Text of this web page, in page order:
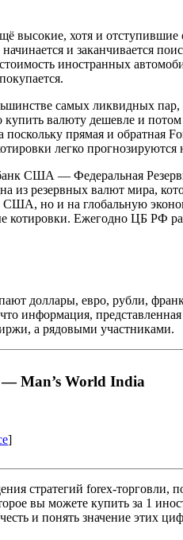
хотя и отступившие
и заканчивается
иностранных
самых ликвидных
валюту дешевле и
поскольку прямая и обратная
легко
США — Федеральная
резервных валют мира,
но и на глобальную
Ежегодно ЦБ РФ
доллары, евро, рубли,
информация,
а рядовыми участниками.
— Man’s World India
]
стратегий forex-
вы можете купить за 1
и понять значение этих